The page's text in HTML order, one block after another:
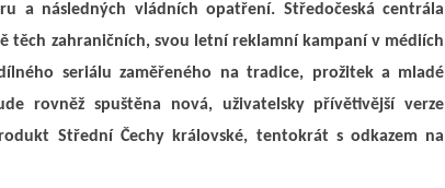
a následných vládních opatření. Středočeská centrála
těch zahraničních, svou letní reklamní kampaní v médiích
seriálu zaměřeného na tradice, prožitek a mladé
rovněž spuštěna nová, uživatelsky přívětivější verze
Střední Čechy královské, tentokrát s odkazem na